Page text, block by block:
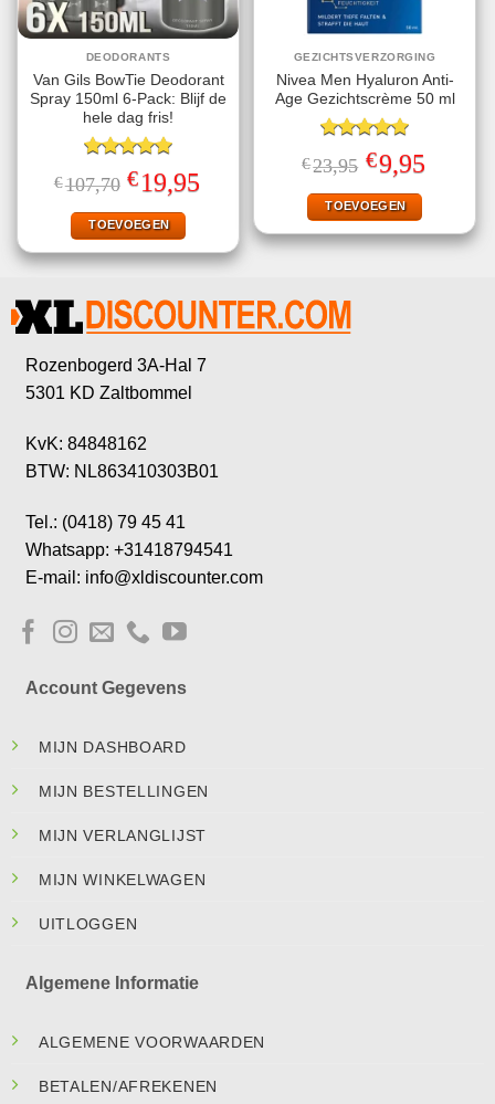
DEODORANTS
Van Gils BowTie Deodorant
Spray 150ml 6-Pack: Blijf de
hele dag fris!
Gewaardeerd
5.00uit 5
€107,70 Oorspronkelijke
prijs
was:
€107,70.
€19,95
TOEVOEGEN
GEZICHTSVERZORGING
Nivea Men Hyaluron Anti-
Age Gezichtscrème 50 ml
Gewaardeerd
5.00uit 5
€23,95 Oorspronkelijke
prijs
was:
€23,95.
€9,95prijs
TOEVOEGEN
Rozenbogerd 3A-Hal 7
5301 KD Zaltbommel
KvK: 84848162
BTW: NL863410303B01
Tel.: (0418) 79 45 41
Whatsapp: +31418794541
E-mail: info@xldiscounter.com
Account Gegevens
MIJN DASHBOARD
MIJN BESTELLINGEN
MIJN VERLANGLIJST
MIJN WINKELWAGEN
UITLOGGEN
Algemene Informatie
ALGEMENE VOORWAARDEN
BETALEN/AFREKENEN